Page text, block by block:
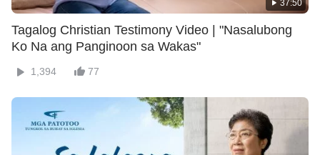
37:50
Tagalog Christian Testimony Video | "Nasalubong
Ko Na ang Panginoon sa Wakas"
1,394 77